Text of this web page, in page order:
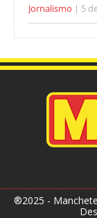
Jornalismo 5
®2025 -